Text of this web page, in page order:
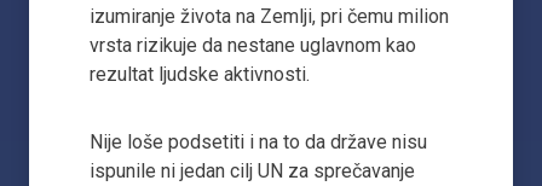
izumiranje života na Zemlji, pri čemu milion
vrsta rizikuje da nestane uglavnom kao
rezultat ljudske aktivnosti.
Nije loše podsetiti i na to da države nisu
ispunile ni jedan cilj UN za sprečavanje